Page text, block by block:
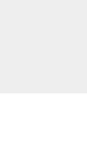
dan